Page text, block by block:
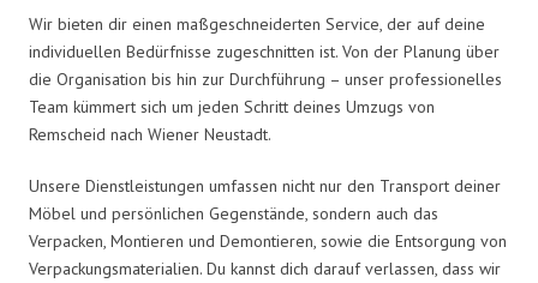
Wir bieten dir einen maßgeschneiderten Service, der auf deine
individuellen Bedürfnisse zugeschnitten ist. Von der Planung über
die Organisation bis hin zur Durchführung – unser professionelles
Team kümmert sich um jeden Schritt deines Umzugs von
Remscheid nach Wiener Neustadt.
Unsere Dienstleistungen umfassen nicht nur den Transport deiner
Möbel und persönlichen Gegenstände, sondern auch das
Verpacken, Montieren und Demontieren, sowie die Entsorgung von
Verpackungsmaterialien. Du kannst dich darauf verlassen, dass wir